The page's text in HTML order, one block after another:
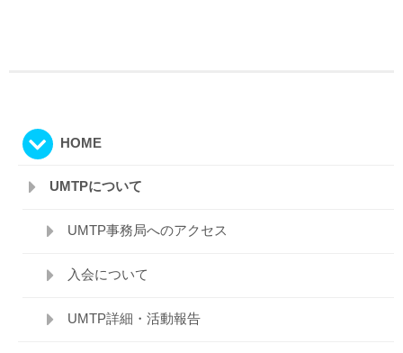
HOME
UMTPについて
UMTP事務局へのアクセス
入会について
UMTP詳細・活動報告